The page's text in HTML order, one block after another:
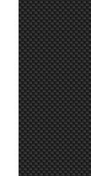
6 jul. 22:05
6 jul. 20:19
6 jul. 20:18
6 jul. 19:58
6 jul. 19:54
6 jul. 19:51
6 jul. 19:43
6 jul. 19:35